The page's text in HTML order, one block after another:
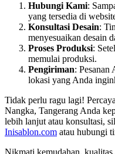
Hubungi Kami:
yang tersedia di
Konsultasi Desain:
menyesuaikan desain
Proses Produksi:
memulai produksi.
Pengiriman: Pesanan
lokasi yang Anda
Tidak perlu ragu lagi!
Nangka, Tangerang Anda
lebih lanjut atau konsultasi,
Inisablon.com atau hubungi